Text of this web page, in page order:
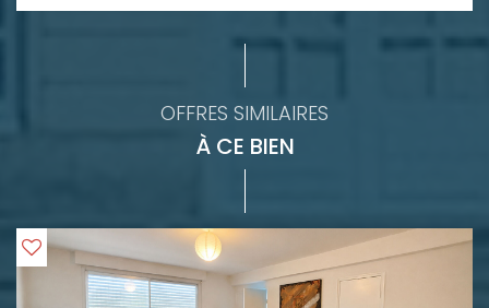
OFFRES SIMILAIRES
À CE BIEN